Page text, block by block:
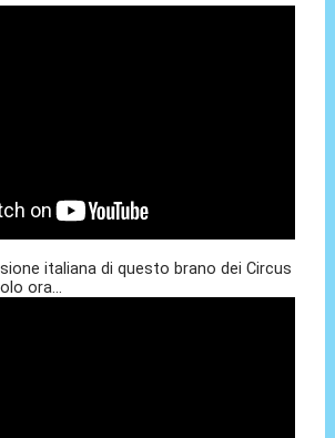
italiana di questo brano dei Circus
ora...